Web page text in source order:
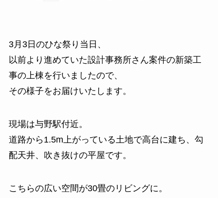
3月3日のひな祭り当日、
以前より進めていた設計事務所さん案件の新築工
事の上棟を行いましたので、
その様子をお届けいたします。
現場は与野駅付近。
道路から1.5m上がっている土地で高台に建ち、勾
配天井、吹き抜けの平屋です。
こちらの広い空間が30畳のリビングに。